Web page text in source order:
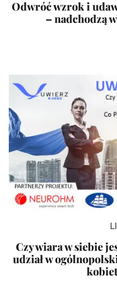
Odwróć wzrok i
– nadchodzą
Czy wiara w siebie
udział w